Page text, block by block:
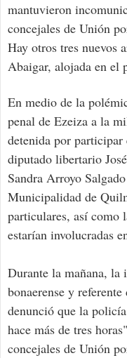
mantuvieron
concejales de Unión
Hay otros tres nuevos
Abaigar, alojada en el
En medio de la
penal de Ezeiza a la
detenida por participar
diputado libertario
Sandra Arroyo
Municipalidad de
particulares, así como
estarían involucradas
Durante la mañana, la
bonaerense y
denunció que la
hace más de tres
concejales de Unión